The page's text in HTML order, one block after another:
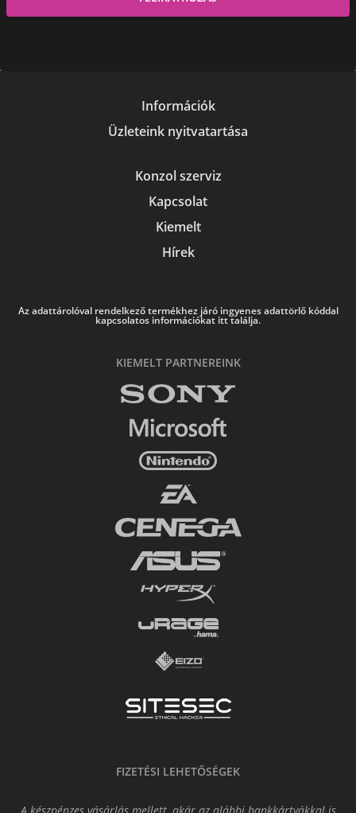
Információk
Üzleteink nyitvatartása
Konzol szerviz
Kapcsolat
Kiemelt
Hírek
Az adattárolóval rendelkező termékhez járó ingyenes adattörlő kóddal
kapcsolatos információkat itt találja.
KIEMELT PARTNEREINK
FIZETÉSI LEHETŐSÉGEK